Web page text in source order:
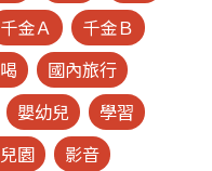
千金Ａ
千金Ｂ
國內旅行
嬰幼兒
學習
園
影音